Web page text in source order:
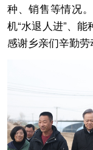
种、销售等情况
机“水退人进”、
感谢乡亲们辛勤劳